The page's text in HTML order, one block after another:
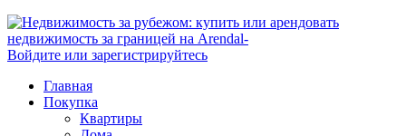
Войдите или зарегистрируйтесь
Главная
Покупка
Квартиры